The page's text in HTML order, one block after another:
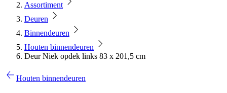
Assortiment
Deuren
Binnendeuren
Houten binnendeuren
Deur Niek opdek links 83 x 201,5 cm
Houten binnendeuren